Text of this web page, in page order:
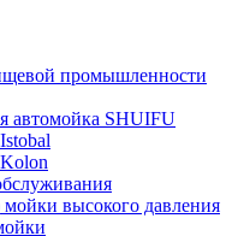
промышленности
автомойка SHUIFU
высокого давления